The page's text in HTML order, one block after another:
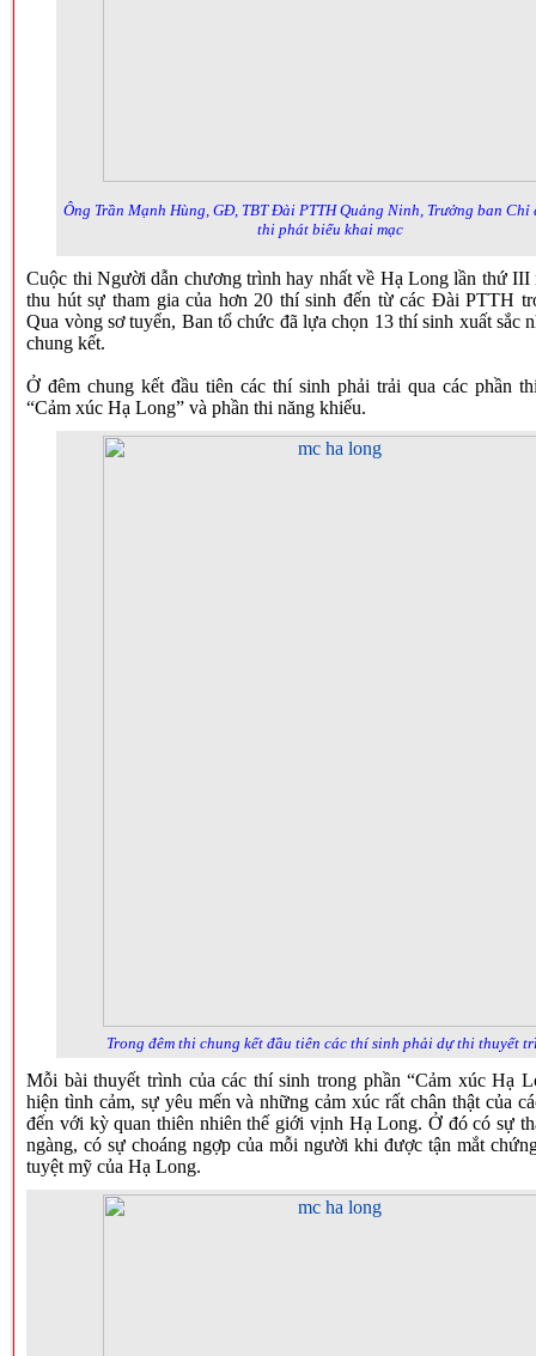
Ông Trần Mạnh Hùng, GĐ, TBT Đài PTTH Quảng Ninh, Trưởng ban Chỉ
thi phát biểu khai mạc
Cuộc thi Người dẫn chương trình hay nhất về Hạ Long lần thứ III
thu hút sự tham gia của hơn 20 thí sinh đến từ các Đài PTTH
Qua vòng sơ tuyển, Ban tổ chức đã lựa chọn 13 thí sinh xuất sắc
chung kết.
Ở đêm chung kết đầu tiên các thí sinh phải trải qua các phần
“Cảm xúc Hạ Long” và phần thi năng khiếu.
Trong đêm thi chung kết đầu tiên các thí sinh phải dự thi thuyết
Mỗi bài thuyết trình của các thí sinh trong phần “Cảm xúc Hạ
hiện tình cảm, sự yêu mến và những cảm xúc rất chân thật của
đến với kỳ quan thiên nhiên thế giới vịnh Hạ Long. Ở đó có sự
ngàng, có sự choáng ngợp của mỗi người khi được tận mắt
tuyệt mỹ của Hạ Long.